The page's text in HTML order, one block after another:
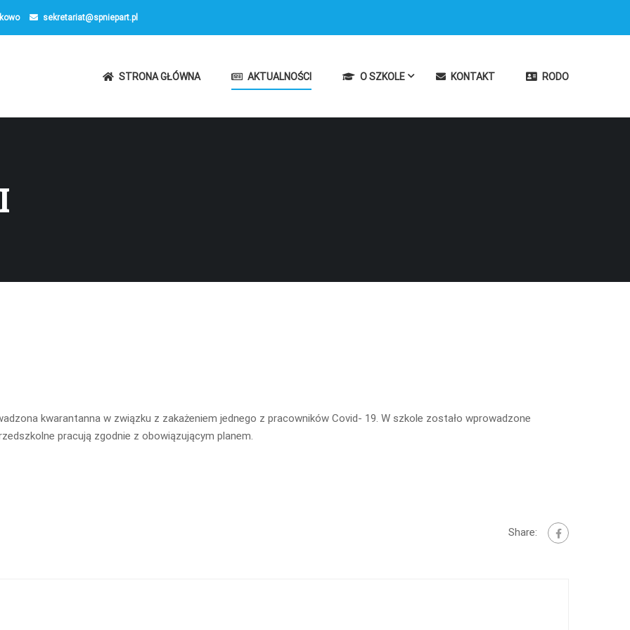
sekretariat@spniepart.pl
STRONA GŁÓWNA AKTUALNOŚCI O SZKOLE KONTAKT RODO
kwarantanna w związku z zakażeniem jednego z pracowników Covid- 19. W szkole zostało wprowadzone
pracują zgodnie z obowiązującym planem.
Share: